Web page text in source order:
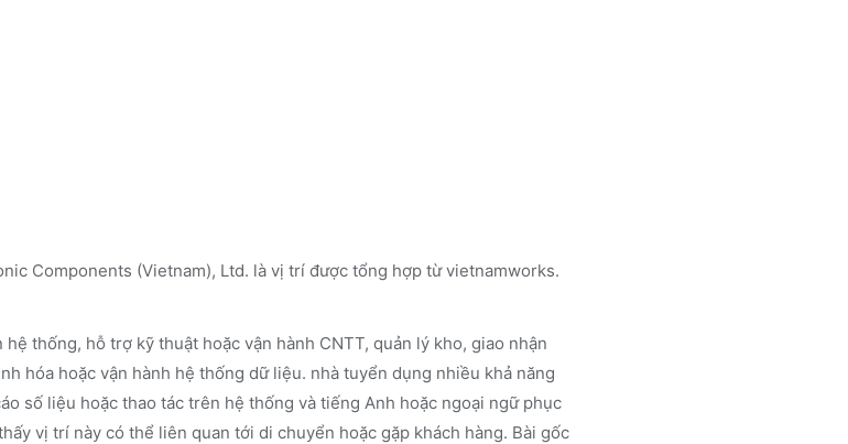
Components (Vietnam), Ltd. là vị trí được tổng hợp từ vietnamworks.
thống, hỗ trợ kỹ thuật hoặc vận hành CNTT, quản lý kho, giao nhận
hóa hoặc vận hành hệ thống dữ liệu. nhà tuyển dụng nhiều khả năng
số liệu hoặc thao tác trên hệ thống và tiếng Anh hoặc ngoại ngữ phục
vị trí này có thể liên quan tới di chuyển hoặc gặp khách hàng. Bài gốc